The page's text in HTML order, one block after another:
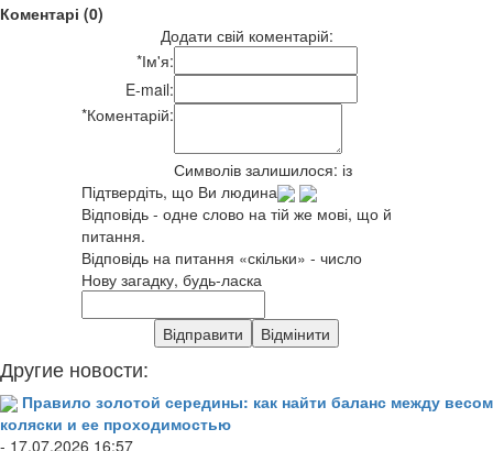
Коментарі (0)
Додати свій коментарій:
*Ім'я:
E-mail:
*Коментарій:
Символів залишилося: із
Підтвердіть, що Ви людина
Відповідь - одне слово на тій же мові, що й
питання.
Відповідь на питання «скільки» - число
Нову загадку, будь-ласка
Другие новости:
Правило золотой середины: как найти баланс между весом
коляски и ее проходимостью
- 17.07.2026 16:57